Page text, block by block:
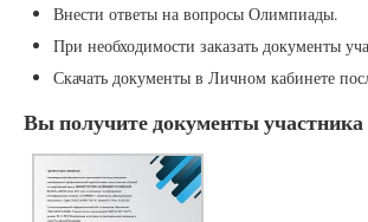
Внести ответы на вопросы Олимпиады.
При необходимости заказать документы
Скачать документы в Личном кабинете
Вы получите документы